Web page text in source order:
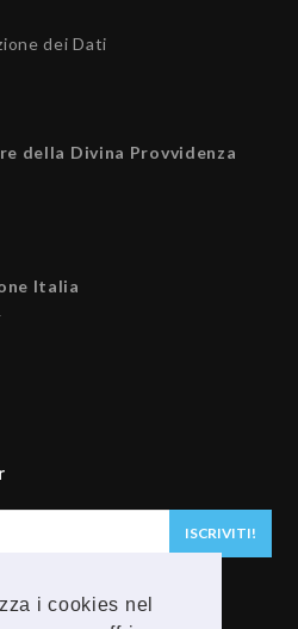
i cookies nel
dei Dati
della Divina Provvidenza
Italia
email
ISCRIVITI!